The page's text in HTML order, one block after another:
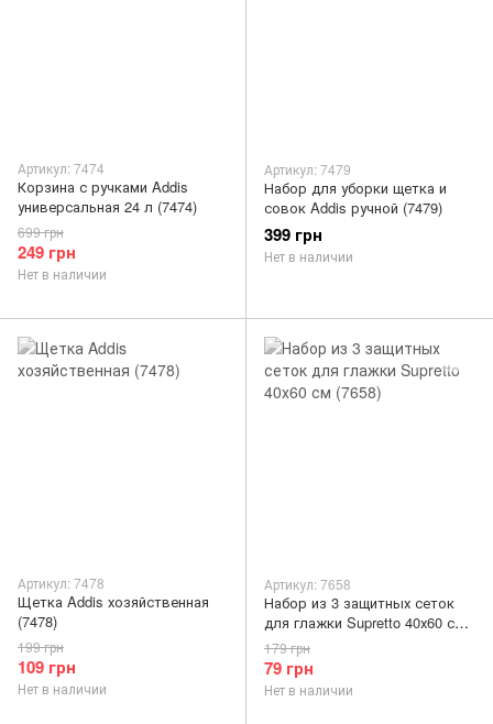
Артикул: 7474
Корзина с ручками Addis
универсальная 24 л (7474)
249 грн
699 грн
Нет в наличии
Артикул: 7479
Набор для уборки щетка и
совок Addis ручной (7479)
399 грн
Нет в наличии
Артикул: 7478
Щетка Addis хозяйственная
(7478)
109 грн
199 грн
Нет в наличии
Артикул: 7658
Набор из 3 защитных сеток
для глажки Supretto 40х60 см
(7658)
79 грн
179 грн
Нет в наличии